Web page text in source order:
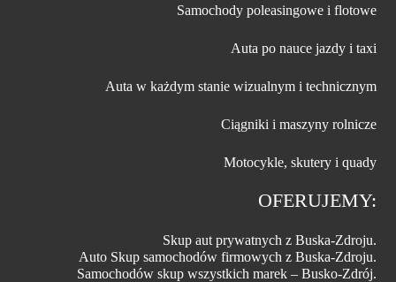
Samochody poleasingowe i flotowe
Auta po nauce jazdy i taxi
Auta w każdym stanie wizualnym i technicznym
Ciągniki i maszyny rolnicze
Motocykle, skutery i quady
OFERUJEMY:
Skup aut prywatnych z Buska-Zdroju.
Auto Skup samochodów firmowych z Buska-Zdroju.
Samochodów skup wszystkich marek – Busko-Zdrój.